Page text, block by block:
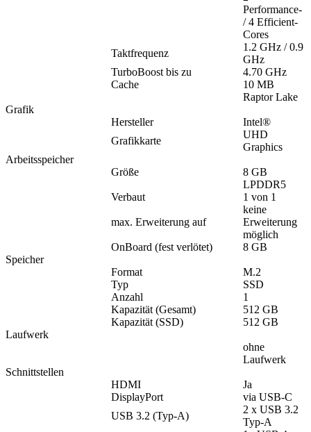
Performance-
/ 4 Efficient-
Cores
Taktfrequenz
1.2 GHz / 0.9
GHz
TurboBoost bis zu
4.70 GHz
Cache
10 MB
Raptor Lake
Grafik
Hersteller
Intel®
Grafikkarte
UHD
Graphics
Arbeitsspeicher
Größe
8 GB
LPDDR5
Verbaut
1 von 1
max. Erweiterung auf
keine
Erweiterung
möglich
OnBoard (fest verlötet)
8 GB
Speicher
Format
M.2
Typ
SSD
Anzahl
1
Kapazität (Gesamt)
512 GB
Kapazität (SSD)
512 GB
Laufwerk
ohne
Laufwerk
Schnittstellen
HDMI
Ja
DisplayPort
via USB-C
USB 3.2 (Typ-A)
2 x USB 3.2
Typ-A